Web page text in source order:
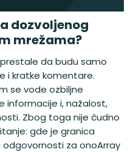
dozvoljenog
mrežama?
da budu samo
i kratke komentare.
se vode ozbiljne
informacije i, nažalost,
Zbog toga nije čudno
gde je granica
za onoArray